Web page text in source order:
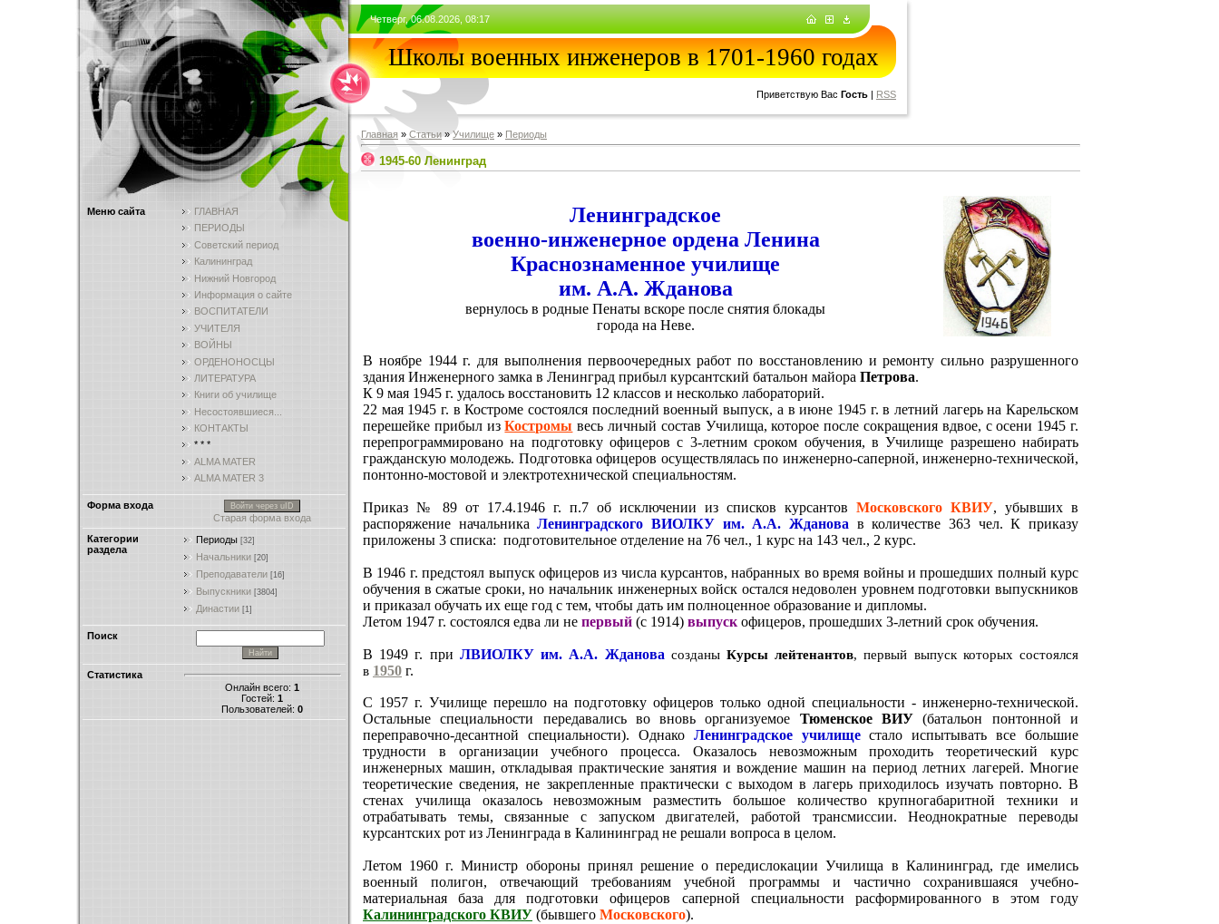
Меню сайта
ГЛАВНАЯ
ПЕРИОДЫ
Советский период
Калининград
Нижний Новгород
Информация о сайте
ВОСПИТАТЕЛИ
УЧИТЕЛЯ
ВОЙНЫ
ОРДЕНОНОСЦЫ
ЛИТЕРАТУРА
Книги об училище
Несостоявшиеся...
КОНТАКТЫ
* * *
ALMA MATER
ALMA MATER 3
Форма входа Войти через uID
Старая форма входа
Категории
раздела
Периоды [32]
Начальники [20]
Преподаватели [16]
Выпускники [3804]
Династии [1]
Поиск
Статистика
Онлайн всего: 1
Гостей: 1
Пользователей: 0
Четверг, 06.08.2026, 08:17
Школы военных инженеров в 1701-1960 годах
Приветствую Вас Гость | RSS
Главная » Статьи »Училищe » Периоды
1945-60 Ленинград
Ленинградское
военно-инженерное ордена Ленина
Краснознаменное училище
им. А.А. Жданова
вернулось в родные Пенаты вскоре после снятия блокады
города на Неве.
В ноябре 1944 г. для выполнения первоочередных работ по восстановлению и ремонту сильно разрушенного
здания Инженерного замка в Ленинград прибыл курсантский батальон майора Петрова.
К 9 мая 1945 г. удалось восстановить 12 классов и несколько лабораторий.
22 мая 1945 г. в Костроме состоялся последний военный выпуск, а в июне 1945 г. в летний лагерь на Карельском
перешейке прибыл из Костромы весь личный состав Училища, которое после сокращения вдвое, с осени 1945 г.
перепрограммировано на подготовку офицеров с 3-летним сроком обучения, в Училище разрешено набирать
гражданскую молодежь. Подготовка офицеров осуществлялась по инженерно-саперной, инженерно-технической,
понтонно-мостовой и электротехнической специальностям.
Приказ № 89 от 17.4.1946 г. п.7 об исключении из списков курсантов Московского КВИУ, убывших в
распоряжение начальникаЛенинградского ВИОЛКУ им. А.А. Жданова в количестве 363 чел. К приказу
приложены 3 списка: подготовительное отделение на 76 чел., 1 курс на 143 чел., 2 курс.
В 1946 г. предстоял выпуск офицеров из числа курсантов, набранных во время войны и прошедших полный курс
обучения в сжатые сроки, но начальник инженерных войск остался недоволен уровнем подготовки выпускников
и приказал обучать их еще год с тем, чтобы дать им полноценное образование и дипломы.
Летом 1947 г. состоялся едва ли не первый (с 1914) выпуск офицеров, прошедших 3-летний срок обучения.
В 1949 г. при ЛВИОЛКУ им. А.А. Жданова созданы Курсы лейтенантов, первый выпуск которых состоялся
в 1950 г.
С 1957 г. Училище перешло на подготовку офицеров только одной специальности - инженерно-технической.
Остальные специальности передавались во вновь организуемое Тюменское ВИУ(батальон понтонной и
переправочно-десантной специальности). Однако Ленинградское училищестало испытывать все большие
трудности в организации учебного процесса. Оказалось невозможным проходить теоретический курс
инженерных машин, откладывая практические занятия и вождение машин на период летних лагерей. Многие
теоретические сведения, не закрепленные практически с выходом в лагерь приходилось изучать повторно. В
стенах училища оказалось невозможным разместить большое количество крупногабаритной техники и
отрабатывать темы, связанные с запуском двигателей, работой трансмиссии. Неоднократные переводы
курсантских рот из Ленинграда в Калининград не решали вопроса в целом.
Летом 1960 г. Министр обороны принял решение о передислокации Училища в Калининград, где имелись
военный полигон, отвечающий требованиям учебной программы и частично сохранившаяся учебно-
материальная база для подготовки офицеров саперной специальности расформированного в этом году
Калининградского КВИУ (бывшего Московского).